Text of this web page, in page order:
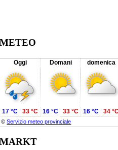
METEO
Oggi Domani domenica
©Servizio meteo provinciale
17 °C 33 °C 16 °C 33 °C 16 °C 34
MARKT